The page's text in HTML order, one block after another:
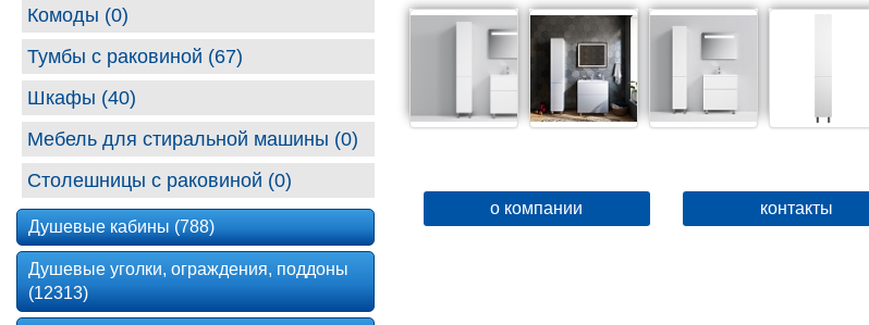
о компании контакты
Комоды (0)
Тумбы с раковиной (67)
Шкафы (40)
Мебель для стиральной машины (0)
Столешницы с раковиной (0)
Душевые кабины (788)
Душевые уголки, ограждения, поддоны
(12313)